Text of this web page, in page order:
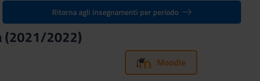
Ritorna agli insegnamenti per periodo
(2021/2022)
Moodle